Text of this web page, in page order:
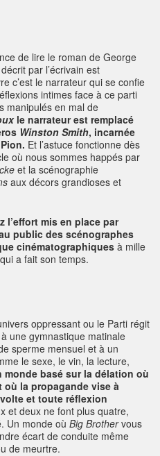
de lire le roman de George
par l’écrivain est
c’est le narrateur qui se confie
intimes face à ce parti
manipulés en mal de
le narrateur est remplacé
Winston Smith, incarnée
Et l’astuce fonctionne dès
où nous sommes happés par
et la scénographie
aux décors grandioses et
l’effort mis en place par
public des scénographes
cinématographiques à mille
a fait son temps.
oppressant ou le Parti régit
une gymnastique matinale
sperme mensuel et à un
le sexe, le vin, la lecture,
monde basé sur la délation où
où la propagande vise à
et toute réflexion
et deux ne font plus quatre,
Un monde où Big Brother vous
écart de conduite même
de meurtre.